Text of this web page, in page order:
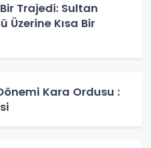
Trajedi: Sultan
Üzerine Kısa Bir
Kara Ordusu :